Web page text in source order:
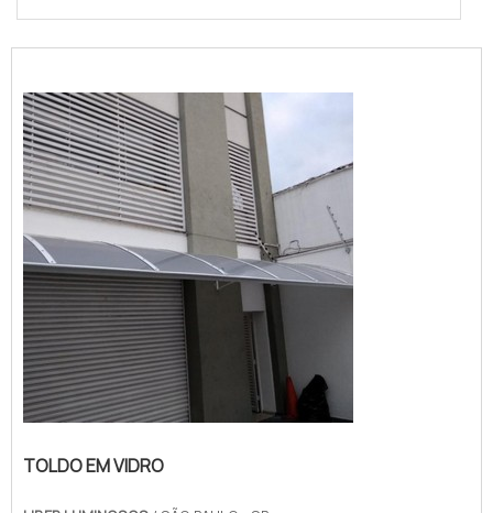
TOLDO EM VIDRO